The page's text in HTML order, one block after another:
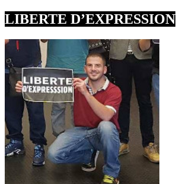
LIBERTE D’EXPRESSION